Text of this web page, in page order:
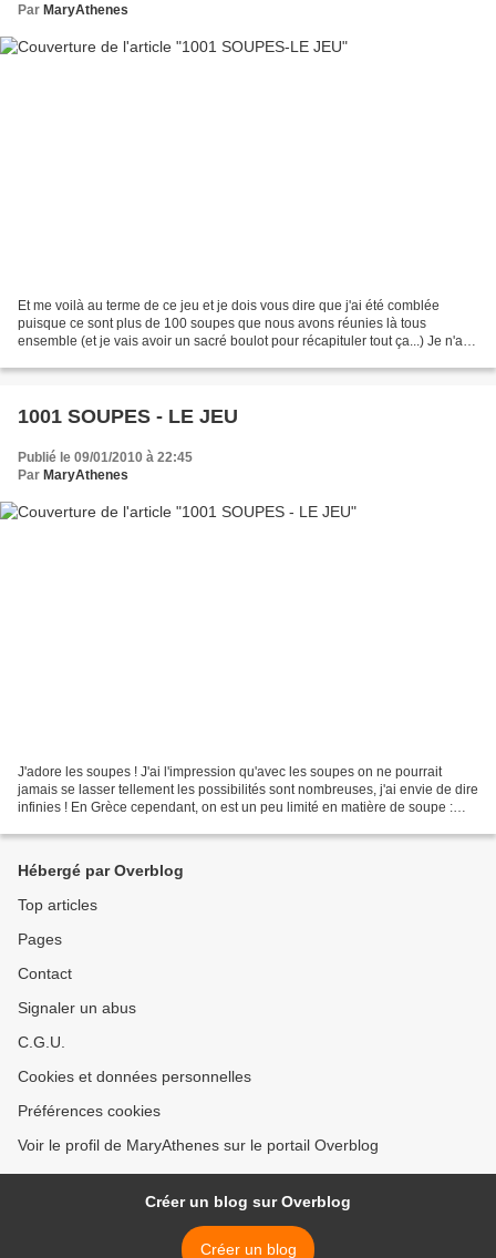
Par MaryAthenes
Et me voilà au terme de ce jeu et je dois vous dire que j'ai été comblée
puisque ce sont plus de 100 soupes que nous avons réunies là tous
ensemble (et je vais avoir un sacré boulot pour récapituler tout ça...) Je n'ai
1001 SOUPES - LE JEU
Publié le 09/01/2010 à 22:45
Par MaryAthenes
J'adore les soupes ! J'ai l'impression qu'avec les soupes on ne pourrait
jamais se lasser tellement les possibilités sont nombreuses, j'ai envie de dire
infinies ! En Grèce cependant, on est un peu limité en matière de soupe :
Hébergé par Overblog
Top articles
Pages
Contact
Signaler un abus
C.G.U.
Cookies et données personnelles
Préférences cookies
Voir le profil de MaryAthenes sur le portail Overblog
Créer un blog sur Overblog
Créer un blog